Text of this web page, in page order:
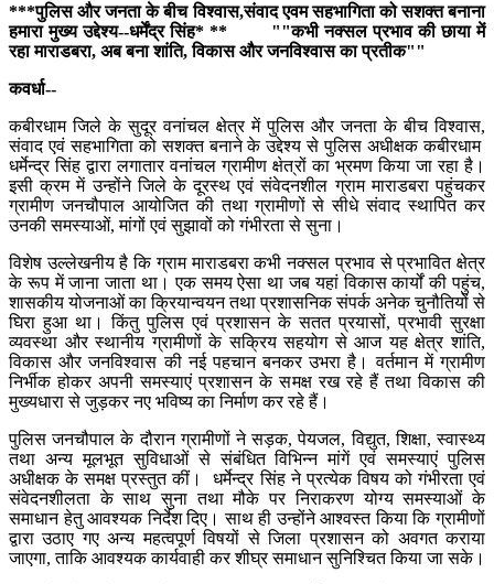
***पुलिस और जनता के बीच विश्वास,संवाद एवम सहभागिता को सशक्त बनाना
हमारा मुख्य उद्देश्य--धर्मेंद्र सिंह* ** ""कभी नक्सल प्रभाव की छाया में
रहा माराडबरा, अब बना शांति, विकास और जनविश्वास का प्रतीक""
कवर्धा--
कबीरधाम जिले के सुदूर वनांचल क्षेत्र में पुलिस और जनता के बीच विश्वास,
संवाद एवं सहभागिता को सशक्त बनाने के उद्देश्य से पुलिस अधीक्षक कबीरधाम
धर्मेन्द्र सिंह द्वारा लगातार वनांचल ग्रामीण क्षेत्रों का भ्रमण किया जा रहा है।
इसी क्रम में उन्होंने जिले के दूरस्थ एवं संवेदनशील ग्राम माराडबरा पहुंचकर
ग्रामीण जनचौपाल आयोजित की तथा ग्रामीणों से सीधे संवाद स्थापित कर
उनकी समस्याओं, मांगों एवं सुझावों को गंभीरता से सुना।
विशेष उल्लेखनीय है कि ग्राम माराडबरा कभी नक्सल प्रभाव से प्रभावित क्षेत्र
के रूप में जाना जाता था। एक समय ऐसा था जब यहां विकास कार्यों की पहुंच,
शासकीय योजनाओं का क्रियान्वयन तथा प्रशासनिक संपर्क अनेक चुनौतियों से
घिरा हुआ था। किंतु पुलिस एवं प्रशासन के सतत प्रयासों, प्रभावी सुरक्षा
व्यवस्था और स्थानीय ग्रामीणों के सक्रिय सहयोग से आज यह क्षेत्र शांति,
विकास और जनविश्वास की नई पहचान बनकर उभरा है। वर्तमान में ग्रामीण
निर्भीक होकर अपनी समस्याएं प्रशासन के समक्ष रख रहे हैं तथा विकास की
मुख्यधारा से जुड़कर नए भविष्य का निर्माण कर रहे हैं।
पुलिस जनचौपाल के दौरान ग्रामीणों ने सड़क, पेयजल, विद्युत, शिक्षा, स्वास्थ्य
तथा अन्य मूलभूत सुविधाओं से संबंधित विभिन्न मांगें एवं समस्याएं पुलिस
अधीक्षक के समक्ष प्रस्तुत कीं। धर्मेन्द्र सिंह ने प्रत्येक विषय को गंभीरता एवं
संवेदनशीलता के साथ सुना तथा मौके पर निराकरण योग्य समस्याओं के
समाधान हेतु आवश्यक निर्देश दिए। साथ ही उन्होंने आश्वस्त किया कि ग्रामीणों
द्वारा उठाए गए अन्य महत्वपूर्ण विषयों से जिला प्रशासन को अवगत कराया
जाएगा, ताकि आवश्यक कार्यवाही कर शीघ्र समाधान सुनिश्चित किया जा सके।